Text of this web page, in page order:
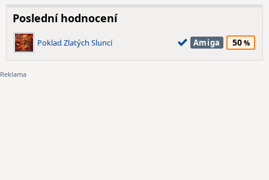
Poslední hodnocení
Poklad Zlatých Sluncí Amiga 50